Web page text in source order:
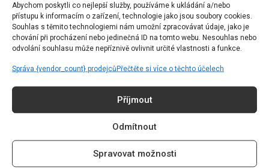
Abychom poskytli co nejlepší služby, používáme k ukládání a/nebo
přístupu k informacím o zařízení, technologie jako jsou soubory cookies.
Souhlas s těmito technologiemi nám umožní zpracovávat údaje, jako je
chování při procházení nebo jedinečná ID na tomto webu. Nesouhlas nebo
odvolání souhlasu může nepříznivě ovlivnit určité vlastnosti a funkce.
Správa {vendor_count} prodejcůPřečtěte si více o těchto účelech
Příjmout
Odmítnout
Spravovat možnosti
Hranice mezi skincare a dekorativní kosmetikou se
postupně stírají. Produkty, které současně pečují o
pleť a zároveň zlepšují její vzhled, patří mezi
nejrychleji rostoucí segmenty beauty trhu.
Rozjasňující séra, tónovací hydratační krémy nebo
make-upy s aktivními složkami odpovídají
současnému tempu života. Lidé chtějí méně kroků,
méně vrstev a efekt, který působí přirozeně. Právě